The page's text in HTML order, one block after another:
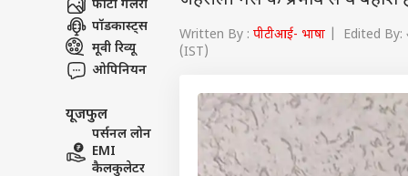
फोटो गैलरी
पॉडकास्ट्स
मूवी रिव्यू
ओपिनियन
यूजफुल
पर्सनल लोन
EMI
कैलकुलेटर
Written By : पीटीआई- भाषा | Edited By:
(IST)